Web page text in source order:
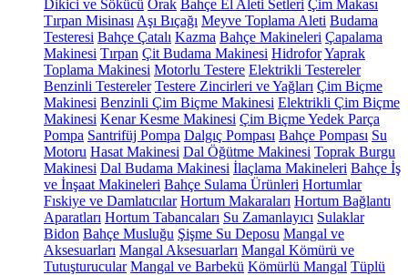
Dikici ve Sökücü Orak Bahçe El Aleti Setleri Çim Makası
Tırpan Misinası Aşı Bıçağı Meyve Toplama Aleti Budama
Testeresi Bahçe Çatalı Kazma Bahçe Makineleri Çapalama
Makinesi Tırpan Çit Budama Makinesi HidroforYaprak
Toplama Makinesi Motorlu Testere Elektrikli Testereler
Benzinli Testereler Testere Zincirleri ve Yağları Çim Biçme
Makinesi Benzinli Çim Biçme Makinesi Elektrikli Çim Biçme
Makinesi Kenar Kesme Makinesi Çim Biçme Yedek Parça
Pompa Santrifüj Pompa Dalgıç Pompası Bahçe Pompası Su
Motoru Hasat Makinesi Dal Öğütme Makinesi Toprak Burgu
Makinesi Dal Budama Makinesi İlaçlama Makineleri Bahçe İş
ve İnşaat Makineleri Bahçe Sulama Ürünleri Hortumlar
Fıskiye ve Damlatıcılar Hortum Makaraları Hortum Bağlantı
Aparatları Hortum Tabancaları Su Zamanlayıcı Sulaklar
Bidon Bahçe Musluğu Şişme Su Deposu Mangal ve
Aksesuarları Mangal Aksesuarları Mangal Kömürü ve
Tutuşturucular Mangal ve Barbekü Kömürlü Mangal Tüplü